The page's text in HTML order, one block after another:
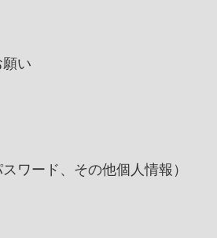
い
ワード、その他個人情報）